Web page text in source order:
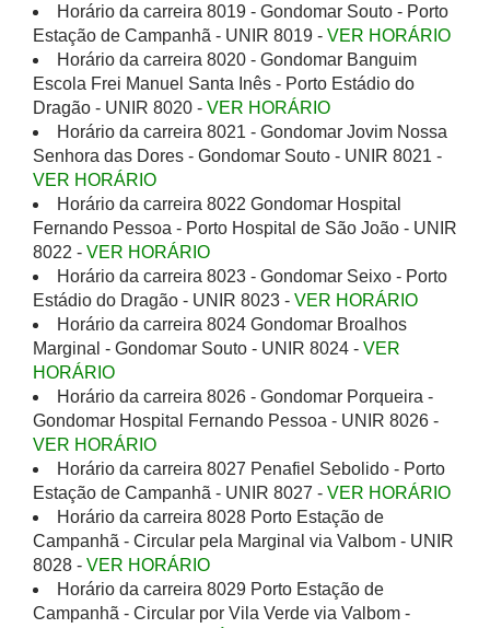
Horário da carreira 8019 - Gondomar Souto - Porto
Estação de Campanhã - UNIR 8019 - VER HORÁRIO
Horário da carreira 8020 - Gondomar Banguim
Escola Frei Manuel Santa Inês - Porto Estádio do
Dragão - UNIR 8020 - VER HORÁRIO
Horário da carreira 8021 - Gondomar Jovim Nossa
Senhora das Dores - Gondomar Souto - UNIR 8021 -
VER HORÁRIO
Horário da carreira 8022 Gondomar Hospital
Fernando Pessoa - Porto Hospital de São João - UNIR
8022 - VER HORÁRIO
Horário da carreira 8023 - Gondomar Seixo - Porto
Estádio do Dragão - UNIR 8023 - VER HORÁRIO
Horário da carreira 8024 Gondomar Broalhos
Marginal - Gondomar Souto - UNIR 8024 - VER
HORÁRIO
Horário da carreira 8026 - Gondomar Porqueira -
Gondomar Hospital Fernando Pessoa - UNIR 8026 -
VER HORÁRIO
Horário da carreira 8027 Penafiel Sebolido - Porto
Estação de Campanhã - UNIR 8027 - VER HORÁRIO
Horário da carreira 8028 Porto Estação de
Campanhã - Circular pela Marginal via Valbom - UNIR
8028 - VER HORÁRIO
Horário da carreira 8029 Porto Estação de
Campanhã - Circular por Vila Verde via Valbom -